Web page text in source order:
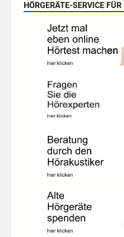
HÖRGERÄTE-SERVICE FÜR